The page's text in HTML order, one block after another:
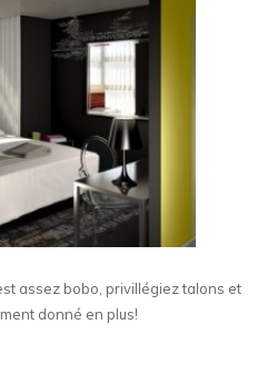
assez bobo, privillégiez talons et
donné en plus!